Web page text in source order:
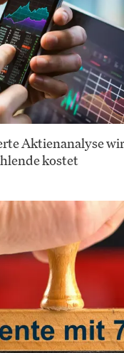
Aktienanalyse
kostet